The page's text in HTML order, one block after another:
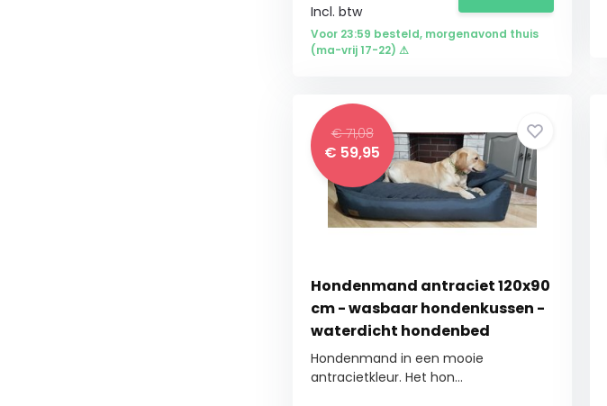
Incl. btw
Voor 23:59 besteld, morgenavond thuis
(ma-vrij 17-22) ⚠
€ 71,08
€ 59,95
Hondenmand antraciet 120x90
cm - wasbaar hondenkussen -
waterdicht hondenbed
Hondenmand in een mooie
antracietkleur. Het hon...